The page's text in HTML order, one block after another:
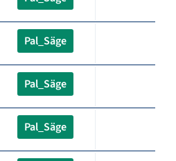
Pal_Säge
Pal_Säge
Pal_Säge